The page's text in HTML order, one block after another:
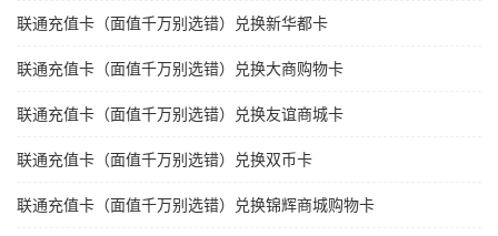
联通充值卡（面值千万别选错）兑换新华都卡
联通充值卡（面值千万别选错）兑换大商购物卡
联通充值卡（面值千万别选错）兑换友谊商城卡
联通充值卡（面值千万别选错）兑换双币卡
联通充值卡（面值千万别选错）兑换锦辉商城购物卡